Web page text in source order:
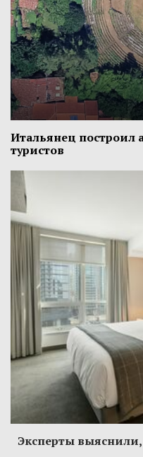
Итальянец построил
туристов
Эксперты